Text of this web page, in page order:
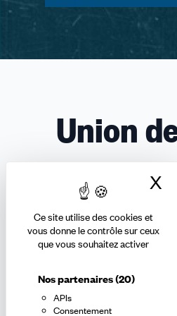
Ce site utilise des cookies et
vous donne le contrôle sur ceux
que vous souhaitez activer
Nos partenaires(20)
APIs
Consentement
X
Union